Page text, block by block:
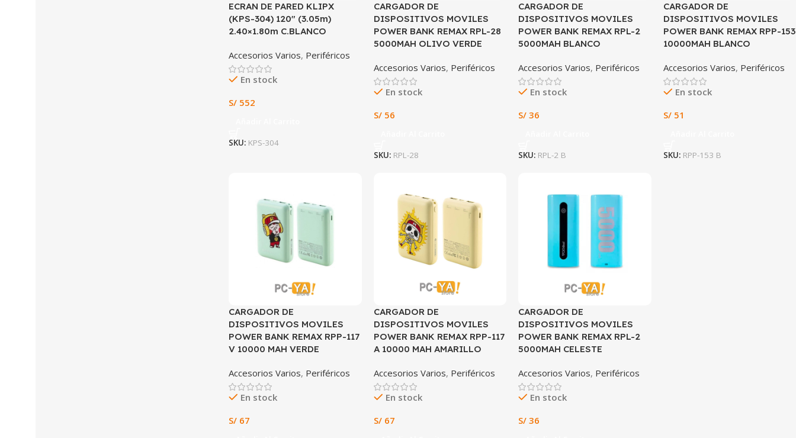
ECRAN DE PARED KLIPX
(KPS-304) 120″ (3.05m)
2.40×1.80m C.BLANCO
Accesorios Varios, Periféricos
En stock
S/ 552
SKU: KPS-304
CARGADOR DE
DISPOSITIVOS MOVILES
POWER BANK REMAX RPL-28
5000MAH OLIVO VERDE
Accesorios Varios, Periféricos
En stock
S/56
SKU: RPL-28
CARGADOR DE
DISPOSITIVOS MOVILES
POWER BANK REMAX RPL-2
5000MAH BLANCO
Accesorios Varios, Periféricos
En stock
S/ 36
SKU: RPL-2 B
CARGADOR DE
DISPOSITIVOS MOVILES
POWER BANK REMAX RPP-153
10000MAH BLANCO
Accesorios Varios, Periféricos
En stock
S/51
SKU: RPP-153 B
CARGADOR DE
DISPOSITIVOS MOVILES
POWER BANK REMAX RPP-117
V 10000 MAH VERDE
Accesorios Varios, Periféricos
En stock
S/ 67
CARGADOR DE
DISPOSITIVOS MOVILES
POWER BANK REMAX RPP-117
A 10000 MAH AMARILLO
Accesorios Varios, Periféricos
En stock
S/67
CARGADOR DE
DISPOSITIVOS MOVILES
POWER BANK REMAX RPL-2
5000MAH CELESTE
Accesorios Varios, Periféricos
En stock
S/ 36